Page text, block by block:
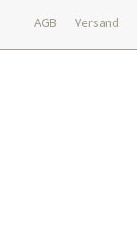
AGB Versand